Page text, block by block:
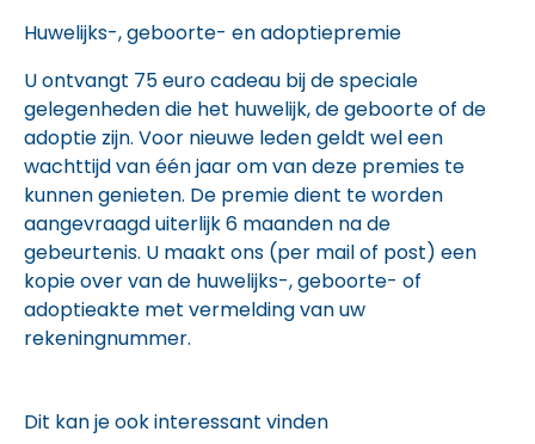
Huwelijks-, geboorte- en adoptiepremie
U ontvangt 75 euro cadeau bij de speciale
gelegenheden die het huwelijk, de geboorte of de
adoptie zijn. Voor nieuwe leden geldt wel een
wachttijd van één jaar om van deze premies te
kunnen genieten. De premie dient te worden
aangevraagd uiterlijk 6 maanden na de
gebeurtenis. U maakt ons (per mail of post) een
kopie over van de huwelijks-, geboorte- of
adoptieakte met vermelding van uw
rekeningnummer.
Dit kan je ook interessant vinden